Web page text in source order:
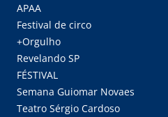
APAA
Festival de circo
+Orgulho
Revelando SP
FÉSTIVAL
Semana Guiomar Novaes
Teatro Sérgio Cardoso